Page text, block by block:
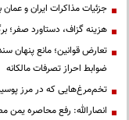
جزئیات مذاکرات ایران و عمان
هزینه گزاف، دستاورد صفر؛
تعارض قوانین؛ مانع پنهان
ضوابط احراز تصرفات مالکانه
تخم‌مرغ‌هایی که در مرز
انصارالله: رفع محاصره یمن